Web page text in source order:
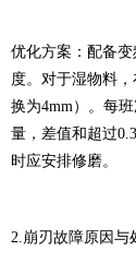
优化方案：配备
度。对于湿物料
换为4mm）。每
量，差值和超过
时应安排修磨。
2.崩刃故障原因与